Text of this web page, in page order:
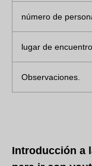
número de
lugar de encuentro
Observaciones.
Introducción a